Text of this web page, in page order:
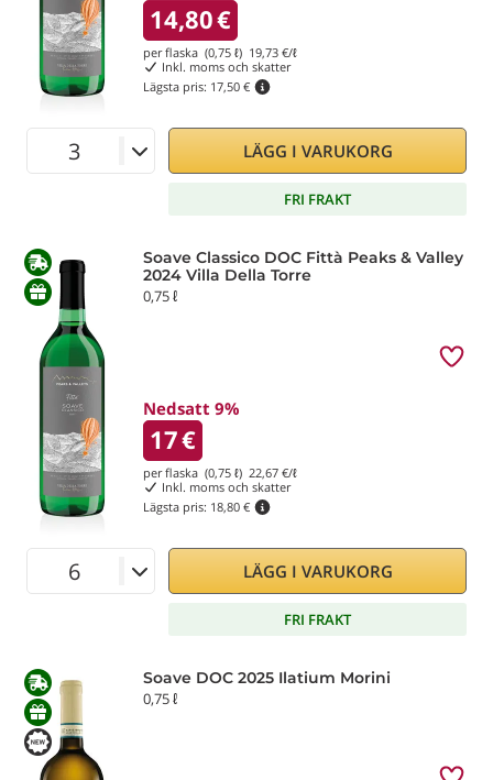
14,80€
per flaska (0,75 ℓ) 19,73 €/ℓ
Inkl. moms och skatter
Lägsta pris: 17,50 €
LÄGG I VARUKORG
FRI FRAKT
Soave Classico DOC Fittà Peaks & Valley
2024 Villa Della Torre
0,75 ℓ
Nedsatt 9%
17€
per flaska (0,75 ℓ) 22,67 €/ℓ
Inkl. moms och skatter
Lägsta pris: 18,80 €
LÄGG I VARUKORG
FRI FRAKT
Soave DOC 2025 Ilatium Morini
0,75 ℓ